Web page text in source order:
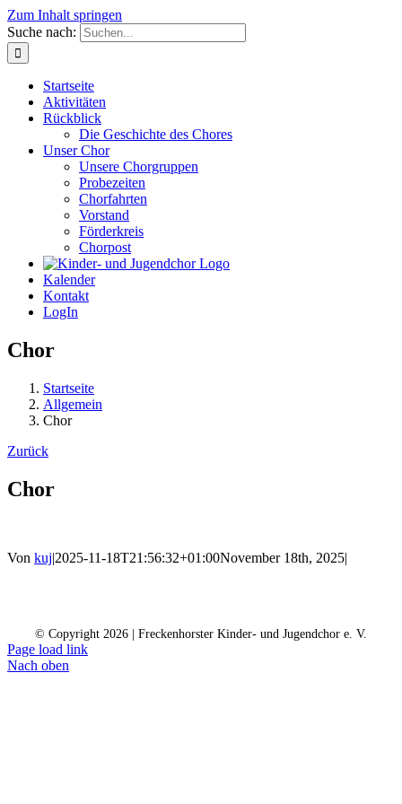
Zum Inhalt springen
Suche nach:
Startseite
Aktivitäten
Rückblick
Die Geschichte des Chores
Unser Chor
Unsere Chorgruppen
Probezeiten
Chorfahrten
Vorstand
Förderkreis
Chorpost
Kalender
Kontakt
LogIn
Chor
Startseite
Allgemein
Chor
Zurück
Chor
Von kuj|2025-11-18T21:56:32+01:00November 18th, 2025|
© Copyright 2026 | Freckenhorster Kinder- und Jugendchor e. V.
Page load link
Nach oben